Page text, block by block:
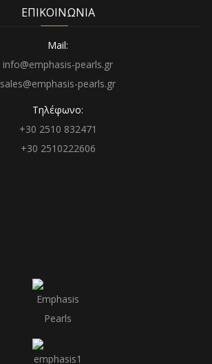
ΕΠΙΚΟΙΝΩΝΙΑ
Mail:
info@emphasis-pearls.gr
sales@emphasis-pearls.gr
Τηλέφωνο:
+30 2510 832471
+30 2510222606